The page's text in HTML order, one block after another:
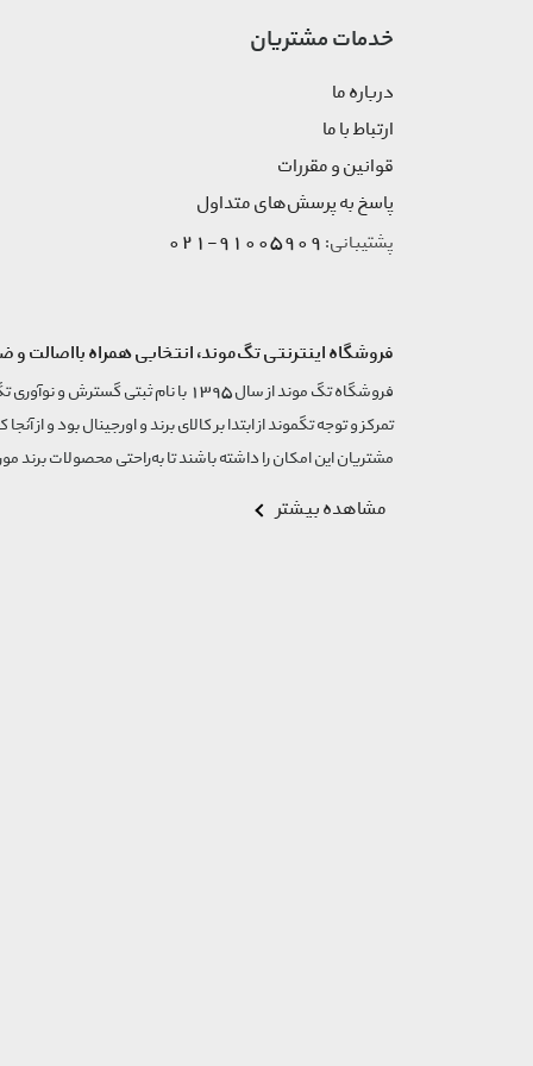
خدمات مشتریان
درباره ما
ارتباط با ما
قوانین و مقررات
پاسخ به پرسش‌های متداول
پشتیبانی: 91005909-021
فروشگاه اینترنتی تگ‌موند، انتخابی همراه بااصالت و
تمرکز و توجه تگموند از ابتدا بر کالای برند و اورجینال بود و از
مشتریان این امکان را داشته باشند تا به‌راحتی محصولات برند
مشاهده بیشتر